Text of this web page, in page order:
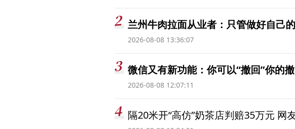
兰州牛肉拉面从业者：只管做好自己
2026-08-08 13:36:07
微信又有新功能：你可以“撤回”你的撤
2026-08-08 12:07:11
隔20米开“高仿”奶茶店判赔35万元 网